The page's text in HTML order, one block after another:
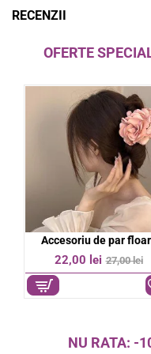
RECENZII
OFERTE
-
Accesoriu de par
22,00 lei 27,00 lei
NU RATA: -